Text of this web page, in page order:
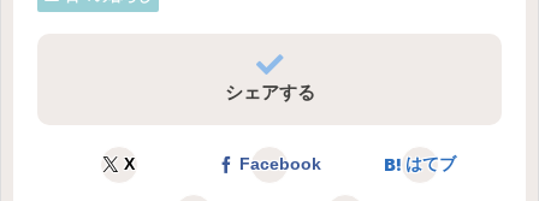
シェアする
X Facebook はてブ